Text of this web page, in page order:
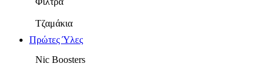
Τζαμάκια
Πρώτες Ύλες
Νic Boosters